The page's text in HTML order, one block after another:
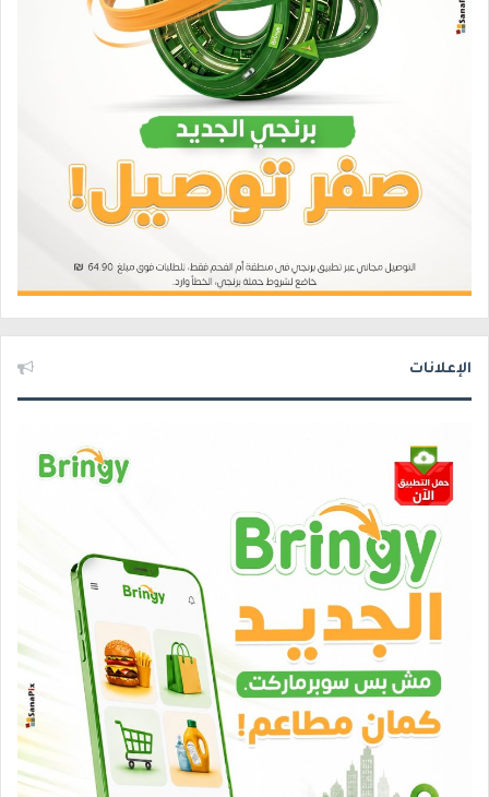
الإعلانات